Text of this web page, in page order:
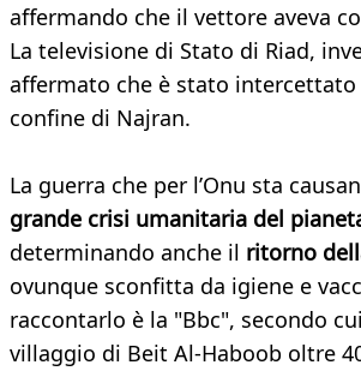
affermando che il vettore aveva
La televisione di Stato di Riad,
affermato che è stato
confine di Najran.
La guerra che per l’Onu sta
grande crisi umanitaria del
determinando anche il ritorno
ovunque sconfitta da igiene e
raccontarlo è la "Bbc", secondo
villaggio di Beit Al-Haboob oltre